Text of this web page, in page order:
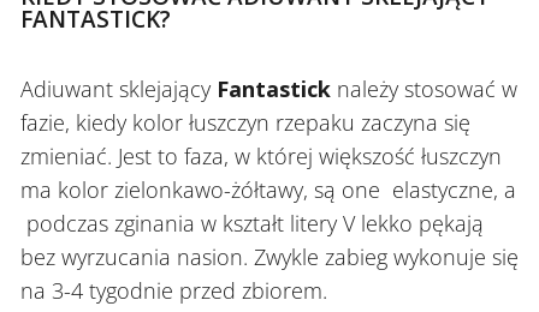
FANTASTICK?
Adiuwant sklejający Fantastick należy stosować w
fazie, kiedy kolor łuszczyn rzepaku zaczyna się
zmieniać. Jest to faza, w której większość łuszczyn
ma kolor zielonkawo-żółtawy, są one elastyczne, a
podczas zginania w kształt litery V lekko pękają
bez wyrzucania nasion. Zwykle zabieg wykonuje się
na 3-4 tygodnie przed zbiorem.